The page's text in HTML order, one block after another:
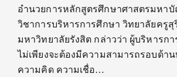
อำนวยการหลักสูตรศึกษาศาสตรมหา
วิชาการบริหารการศึกษา วิทยาลัยครูสุ
มหาวิทยาลัยรังสิต กล่าวว่า ผู้บริหารก
ไม่เพียงจะต้องมีความสามารถรอบด้า
ความคิด ความเชื่อ…